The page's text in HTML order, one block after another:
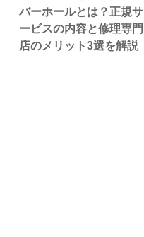
バーホールとは？正規サ
ービスの内容と修理専門
店のメリット3選を解説